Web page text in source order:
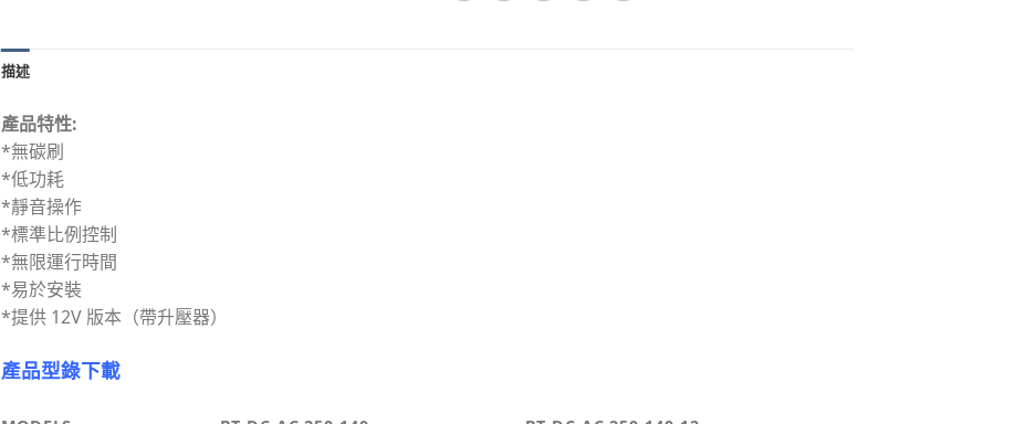
描述
產品特性:
*無碳刷
*低功耗
*靜音操作
*標準比例控制
*無限運行時間
*易於安裝
*提供 12V 版本（帶升壓器）
產品型錄下載